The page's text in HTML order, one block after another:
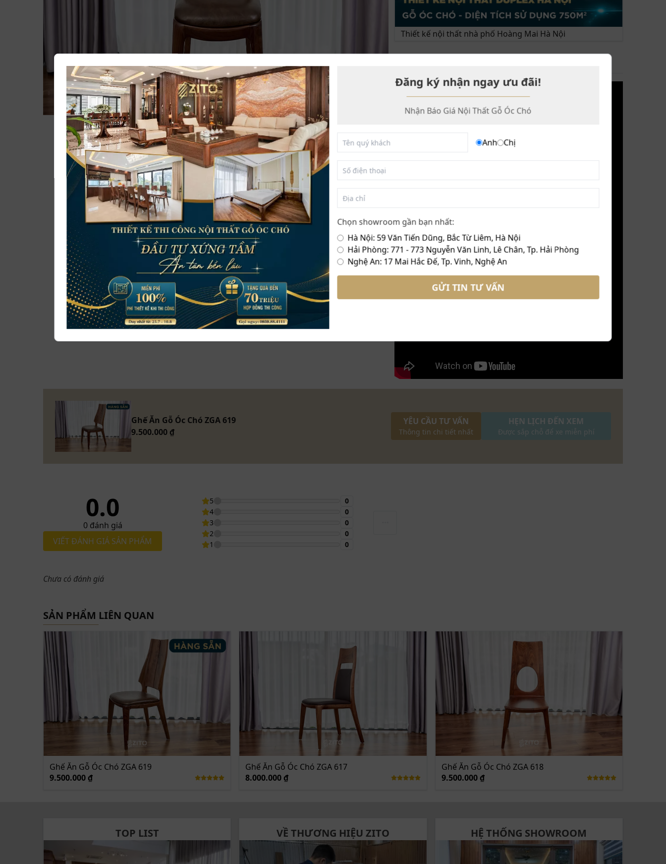
Thiết kế phần tựa lưng cao ôm trọn lưng người ngồi
Điểm nhấn đặc biệt của ZGA 619 nằm ở khoảng hở tinh tế giữa lưng ghế, tạo nên sự thanh
thoát, mềm mại cho thiết kế. Chi tiết này là minh chứng cho sự khéo léo, tỉ mỉ và đam mê
sáng tạo của đội ngũ thợ mộc hơn 15 năm tay nghề của Nội thất ZITO. Với tâm huyết trong
nghề, ZITO sẽ mang đến các thiết kế sang trọng, tinh tế, tô điểm hoàn hảo cho không gian
bếp của quý khách .
Ghế ăn gỗ óc chó ZGA 619 có khoảng hở giữa lưng ghế tạo điểm nhấn độc đáo của ghế
Xem thêm
Thiết kế nội thất nhà phố Hoàng Mai Hà Nội
Ghế Ăn Gỗ Óc Chó ZGA 619
9.500.000 ₫
YÊU CẦU TƯ VẤN
Thông tin chi tiết nhất
HẸN LỊCH ĐẾN XEM
Được sắp chỗ để xe miễn phí
0.0
0đánh giá
VIẾT ĐÁNH GIÁ SẢN PHẨM
5
0
4
0
3
0
2
0
1
0
Chưa có đánh giá
SẢN PHẨM LIÊN QUAN
Ghế Ăn Gỗ Óc Chó ZGA 619
9.500.000 ₫
Ghế Ăn Gỗ Óc Chó ZGA 617
8.000.000 ₫
Ghế Ăn Gỗ Óc Chó ZGA 618
9.500.000 ₫
TOP LIST VỀ THƯƠNG HIỆU ZITO HỆ THỐNG SHOWROOM
Đăng ký nhận ngay ưu đãi!
Nhận Báo Giá Nội Thất Gỗ Óc Chó
Anh Chị
Chọn showroom gần bạn nhất:
Hà Nội: 59 Văn Tiến Dũng, Bắc Từ Liêm, Hà Nội
Hải Phòng: 771 - 773 Nguyễn Văn Linh, Lê Chân, Tp. Hải Phòng
Nghệ An: 17 Mai Hắc Đế, Tp. Vinh, Nghệ An
GỬI TIN TƯ VẤN